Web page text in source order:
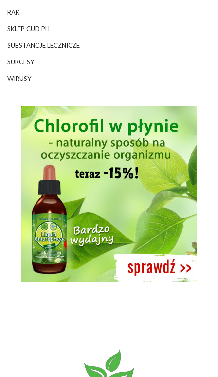
RAK
SKLEP CUD PH
SUBSTANCJE LECZNICZE
SUKCESY
WIRUSY